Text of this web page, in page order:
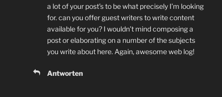
a lot of your post’s to be what precisely I’m looking
for. can you offer guest writers to write content
available for you? I wouldn’t mind composing a
post or elaborating on a number of the subjects
you write about here. Again, awesome web log!
Antworten